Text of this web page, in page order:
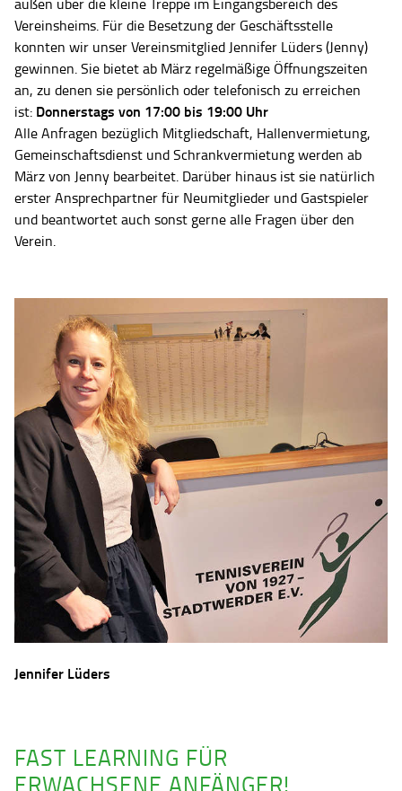
außen über die kleine Treppe im Eingangsbereich des
Vereinsheims. Für die Besetzung der Geschäftsstelle
konnten wir unser Vereinsmitglied Jennifer Lüders (Jenny)
gewinnen. Sie bietet ab März regelmäßige Öffnungszeiten
an, zu denen sie persönlich oder telefonisch zu erreichen
ist: Donnerstags von 17:00 bis 19:00 Uhr
Alle Anfragen bezüglich Mitgliedschaft, Hallenvermietung,
Gemeinschaftsdienst und Schrankvermietung werden ab
März von Jenny bearbeitet. Darüber hinaus ist sie natürlich
erster Ansprechpartner für Neumitglieder und Gastspieler
und beantwortet auch sonst gerne alle Fragen über den
Verein.
Jennifer Lüders
FAST LEARNING FÜR
ERWACHSENE ANFÄNGER!